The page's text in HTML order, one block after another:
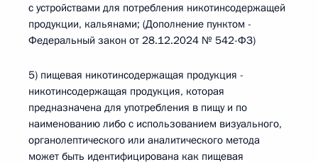
с устройствами для потребления никотинсодержащей
продукции, кальянами; (Дополнение пунктом -
Федеральный закон от 28.12.2024 № 542-ФЗ)
5) пищевая никотинсодержащая продукция -
никотинсодержащая продукция, которая
предназначена для употребления в пищу и по
наименованию либо с использованием визуального,
органолептического или аналитического метода
может быть идентифицирована как пищевая